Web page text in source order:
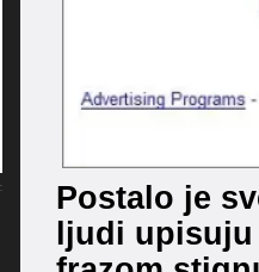
Postalo je
ljudi upisuju